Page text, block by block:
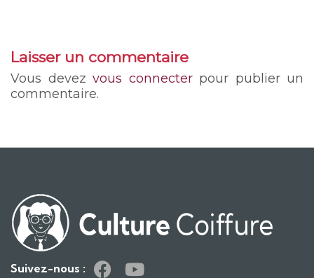
Laisser un commentaire
Vous devez vous connecterpour publier un
commentaire.
Suivez-nous :